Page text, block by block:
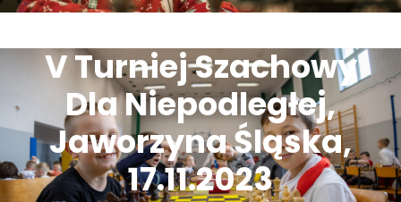
V Turniej Szachowy
Dla Niepodległej,
Jaworzyna Śląska,
17.11.2023